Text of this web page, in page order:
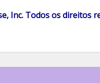
Inc. Todos os direitos